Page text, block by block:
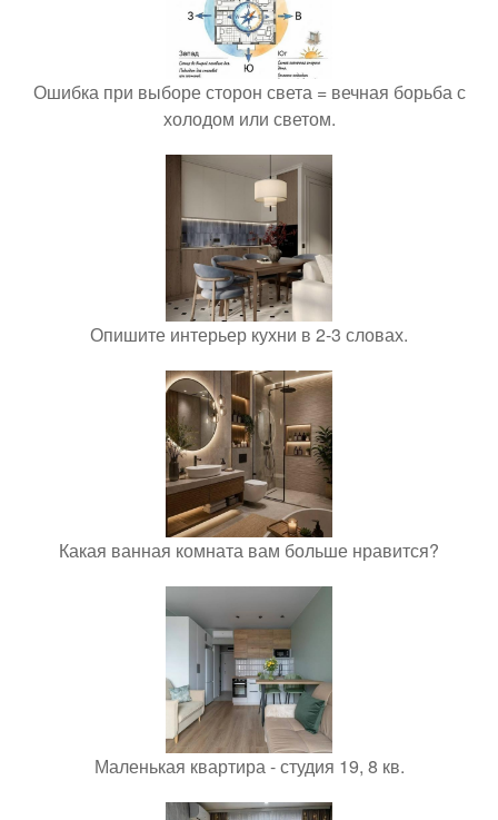
Ошибка при выборе сторон света = вечная борьба с
холодом или светом.
Опишите интерьер кухни в 2-3 словах.
Какая ванная комната вам больше нравится?
Маленькая квартира - студия 19, 8 кв.